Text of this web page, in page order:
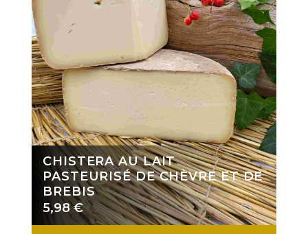
CHISTERA AU LAIT
PASTEURISÉ DE CHÈVRE ET DE
BREBIS
5,98€